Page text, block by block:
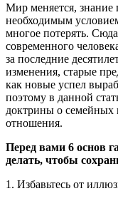
Мир меняется, знание
необходимым
многое потерять.
современного
за последние
изменения, старые
как новые успел
поэтому в данной
доктрины о семейных
отношения.
Перед вами 6 основ
делать, чтобы
1. Избавьтесь от